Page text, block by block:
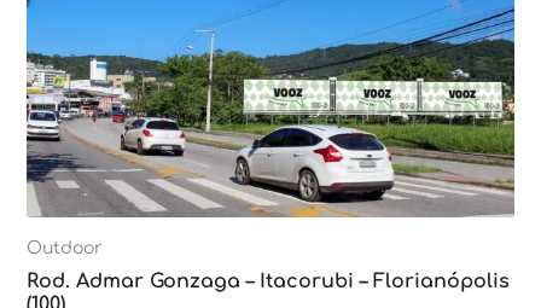
Outdoor
Rod. Admar Gonzaga – Itacorubi – Florianópolis